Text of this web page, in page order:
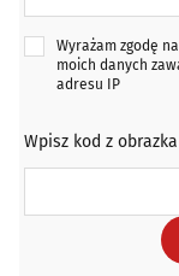
Wyrażam zgodę
moich danych
adresu IP
Wpisz kod z obrazka